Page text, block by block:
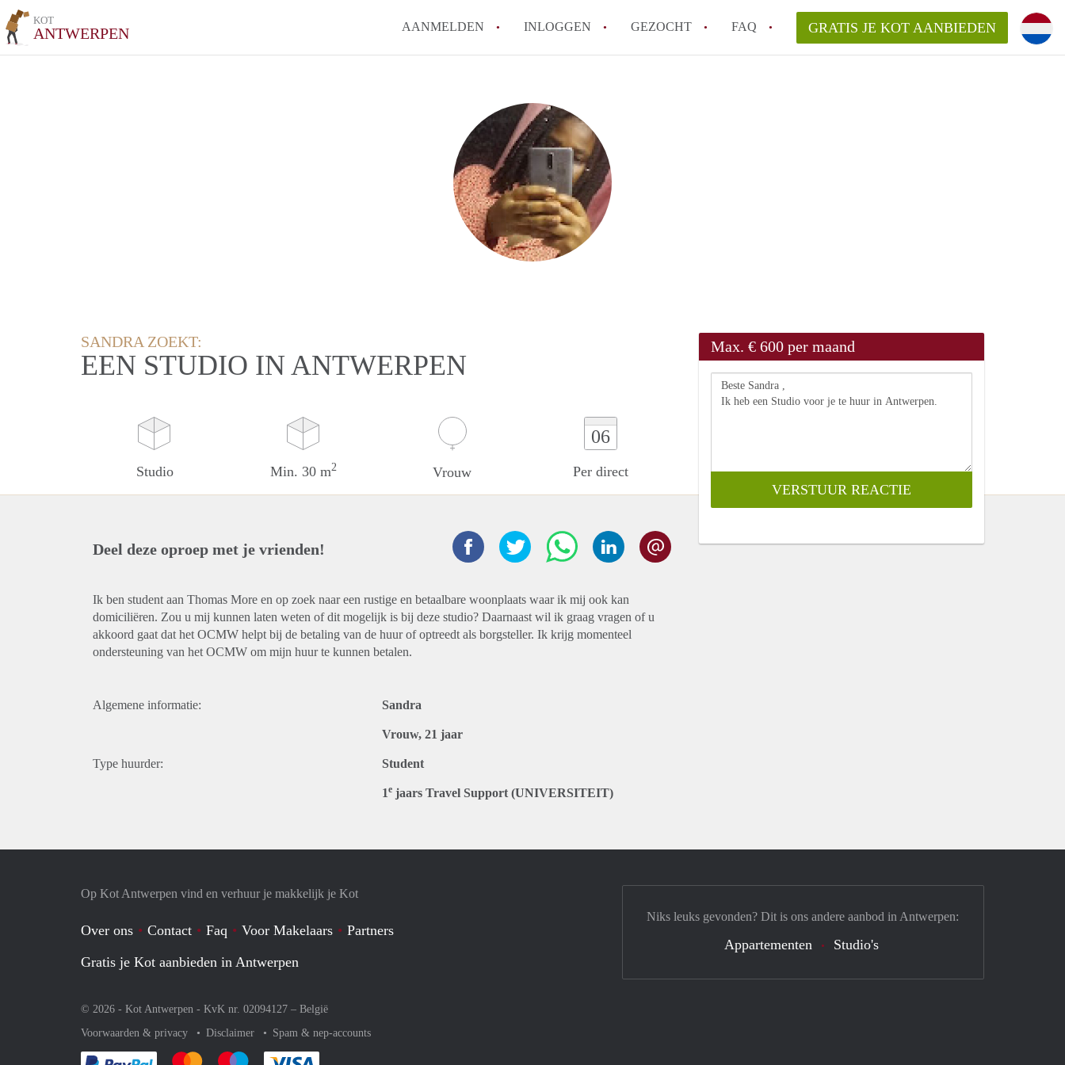
KOT
ANTWERPEN AANMELDEN INLOGGEN GEZOCHT FAQ
Wat is het Vlaams Kotlabel en waarom is het belangrijk?
Wat is het verschil tussen een kot, studio en appartement?
Hoeveel kost een studentenkot in Antwerpen gemiddeld?
Wanneer moet ik beginnen zoeken naar een kot in Antwerpen?
Alle veelgestelde vragen
GRATIS JE KOT AANBIEDEN
SANDRA ZOEKT:
EEN STUDIO IN ANTWERPEN
Studio Min. 30 m2 Vrouw
06
Per direct
Max. € 600 per maand
Deel deze oproep met je vrienden!
Ik ben student aan Thomas More en op zoek naar een rustige en betaalbare woonplaats waar ik mij ook kan
domiciliëren. Zou u mij kunnen laten weten of dit mogelijk is bij deze studio? Daarnaast wil ik graag vragen of u
akkoord gaat dat het OCMW helpt bij de betaling van de huur of optreedt als borgsteller. Ik krijg momenteel
ondersteuning van het OCMW om mijn huur te kunnen betalen.
Algemene informatie: Sandra
Vrouw, 21 jaar
Type huurder: Student
1e jaars Travel Support (UNIVERSITEIT)
Op Kot Antwerpen vind en verhuur je makkelijk je Kot
Over ons Contact Faq Voor Makelaars
Partners
Gratis je Kot aanbieden in Antwerpen
© 2026 - Kot Antwerpen - KvK nr. 02094127 – België
Voorwaarden & privacy
Disclaimer Spam & nep-accounts
Niks leuks gevonden? Dit is ons andere aanbod in Antwerpen:
Appartementen Studio's